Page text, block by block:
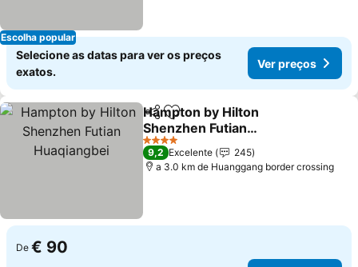
Escolha popular
Selecione as datas para ver os preços
exatos.
Ver preços
PartilharAdicionar aos favoritos
Hampton by Hilton
Shenzhen Futian
Huaqiangbei
4 Estrelas
9,2 Excelente
245
a 3.0 km de Huanggang border crossing
De € 90